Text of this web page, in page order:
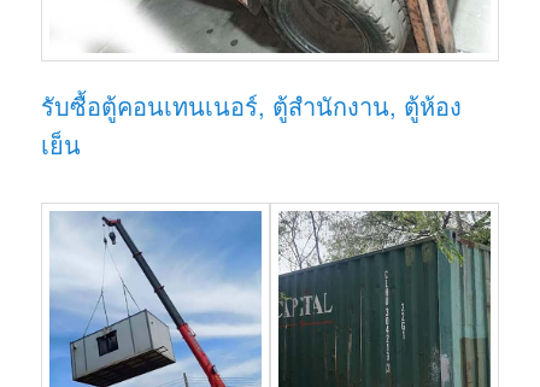
รับซื้อตู้คอนเทนเนอร์, ตู้สำนักงาน, ตู้ห้อง
เย็น